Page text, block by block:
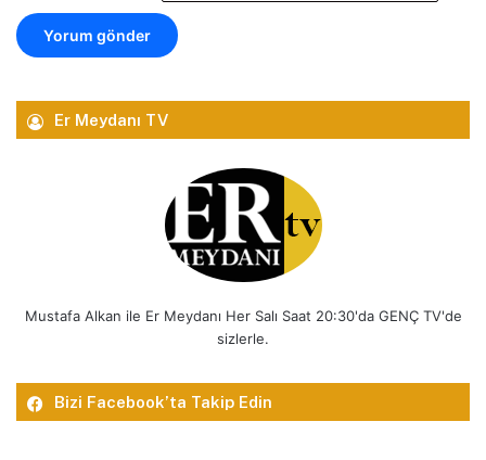
Er Meydanı TV
Mustafa Alkan ile Er Meydanı Her Salı Saat 20:30'da GENÇ TV'de
sizlerle.
Bizi Facebook’ta Takip Edin